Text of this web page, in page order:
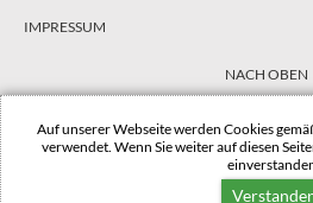
Auf unserer Webseite werden Cookies
verwendet. Wenn Sie weiter auf diesen
IMPRESSUM
NACH OBEN